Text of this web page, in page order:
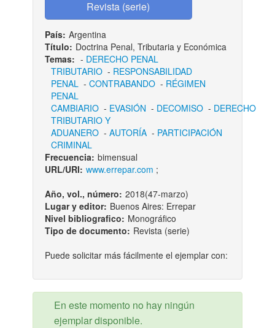
País: Argentina
Título: Doctrina Penal, Tributaria y Económica
Temas: - DERECHO PENAL
TRIBUTARIO- RESPONSABILIDAD
PENAL- CONTRABANDO- RÉGIMEN
PENAL
CAMBIARIO- EVASIÓN - DECOMISO- DERECHO
TRIBUTARIO Y
ADUANERO- AUTORÍA- PARTICIPACIÓN
CRIMINAL
Frecuencia: bimensual
URL/URI: www.errepar.com ;
Año, vol., número: 2018(47-marzo)
Lugar y editor: Buenos Aires: Errepar
Nivel bibliografico: Monográfico
Tipo de documento: Revista (serie)
Puede solicitar más fácilmente el ejemplar con:
En este momento no hay ningún
ejemplar disponible.